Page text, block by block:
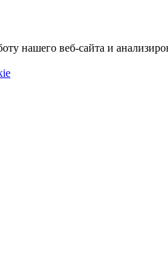
нашего веб-сайта и